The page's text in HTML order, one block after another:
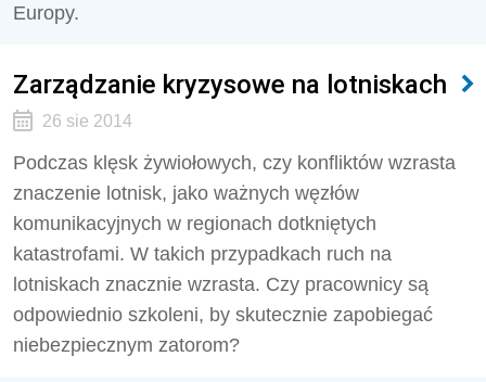
Europy.
Zarządzanie kryzysowe na lotniskach
26 sie 2014
Podczas klęsk żywiołowych, czy konfliktów wzrasta
znaczenie lotnisk, jako ważnych węzłów
komunikacyjnych w regionach dotkniętych
katastrofami. W takich przypadkach ruch na
lotniskach znacznie wzrasta. Czy pracownicy są
odpowiednio szkoleni, by skutecznie zapobiegać
niebezpiecznym zatorom?